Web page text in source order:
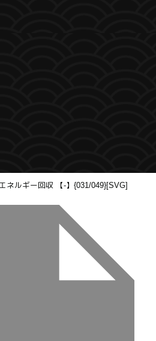
ネルギー回収 【-】{031/049}[SVG]